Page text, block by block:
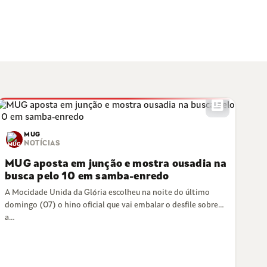
newsmode
MUG
NOTÍCIAS
MUG aposta em junção e mostra ousadia na
busca pelo 10 em samba-enredo
A Mocidade Unida da Glória escolheu na noite do último
domingo (07) o hino oficial que vai embalar o desfile sobre
a…